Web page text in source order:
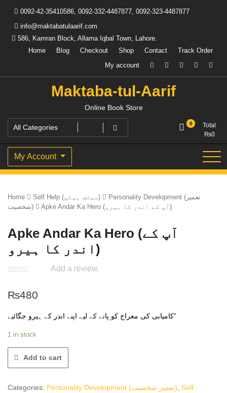
content
0092-42-35410586, 0092-332-4487877, 0092-323-4487877
info@maktabatulaarif.com
586, Kamran Block, Allama Iqbal Town, Lahore.
Home
Blog Checkout Shop Contact
Track Order
My account
Maktaba-tul-Aarif
Online Book Store
0
Total
₨0
My Account
Home Self Help (سیلف ہیلپ)
Personality Development (تعمیر
شخصیت)
Apke Andar Ka Hero (آپ کے اندر کا ہیرو)
Apke Andar Ka Hero (آپ کے
اندر کا ہیرو)
Add a review.
₨480
کامیابی کی معراج کو پانے کے لیے اپنے اندر کے ہیرو جگائیے”
1 in stock
Add to cart
Categories: Personality Development (تعمیر شخصیت) Self